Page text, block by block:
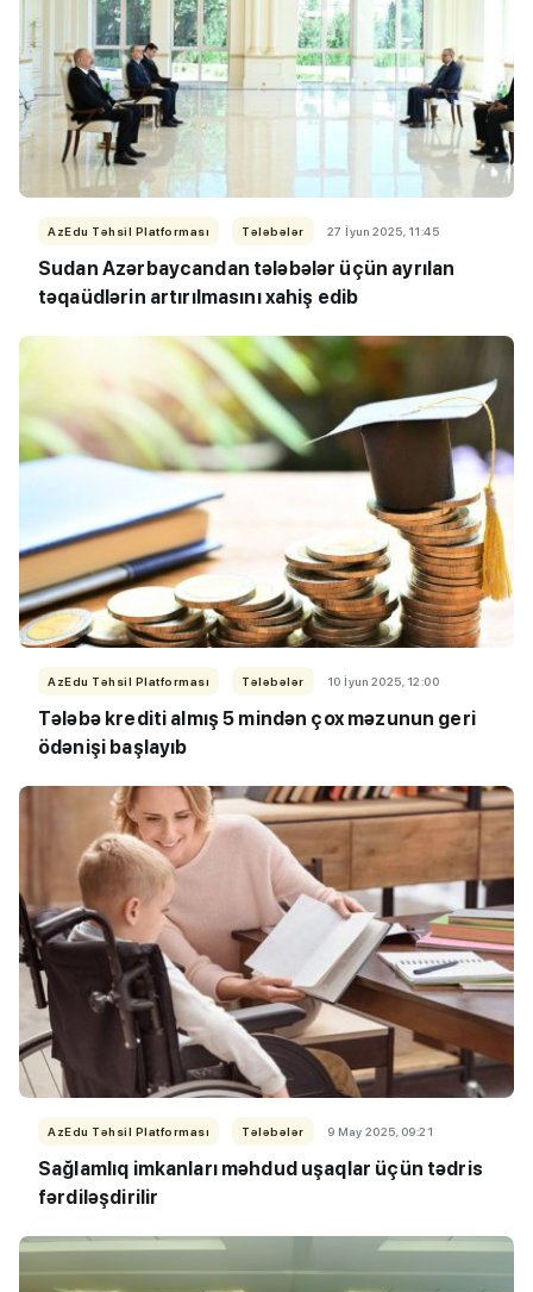
AzEdu Təhsil Platforması Tələbələr 27 İyun 2025, 11:45
Sudan Azərbaycandan tələbələr üçün ayrılan
təqaüdlərin artırılmasını xahiş edib
AzEdu Təhsil Platforması Tələbələr 10 İyun 2025, 12:00
Tələbə krediti almış 5 mindən çox məzunun geri
ödənişi başlayıb
AzEdu Təhsil Platforması Tələbələr 9 May 2025, 09:21
Sağlamlıq imkanları məhdud uşaqlar üçün tədris
fərdiləşdirilir